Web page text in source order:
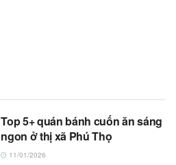
Top 5+ quán bánh cuốn ăn sáng
ngon ở thị xã Phú Thọ
11/01/2026